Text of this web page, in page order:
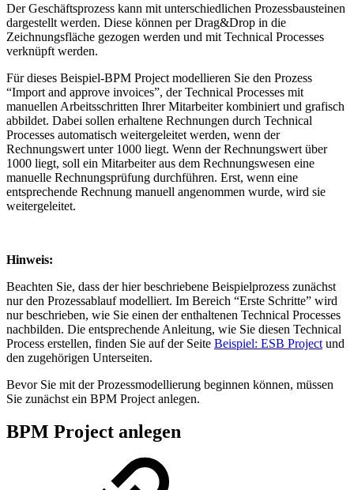
Der Geschäftsprozess kann mit unterschiedlichen Prozessbausteinen
dargestellt werden. Diese können per Drag&Drop in die
Zeichnungsfläche gezogen werden und mit Technical Processes
verknüpft werden.
Für dieses Beispiel-BPM Project modellieren Sie den Prozess
“Import and approve invoices”, der Technical Processes mit
manuellen Arbeitsschritten Ihrer Mitarbeiter kombiniert und grafisch
abbildet. Dabei sollen erhaltene Rechnungen durch Technical
Processes automatisch weitergeleitet werden, wenn der
Rechnungswert unter 1000 liegt. Wenn der Rechnungswert über
1000 liegt, soll ein Mitarbeiter aus dem Rechnungswesen eine
manuelle Rechnungsprüfung durchführen. Erst, wenn eine
entsprechende Rechnung manuell angenommen wurde, wird sie
weitergeleitet.
Hinweis:
Beachten Sie, dass der hier beschriebene Beispielprozess zunächst
nur den Prozessablauf modelliert. Im Bereich “Erste Schritte” wird
nur beschrieben, wie Sie einen der enthaltenen Technical Processes
nachbilden. Die entsprechende Anleitung, wie Sie diesen Technical
Process erstellen, finden Sie auf der Seite Beispiel: ESB Project und
den zugehörigen Unterseiten.
Bevor Sie mit der Prozessmodellierung beginnen können, müssen
Sie zunächst ein BPM Project anlegen.
BPM Project anlegen